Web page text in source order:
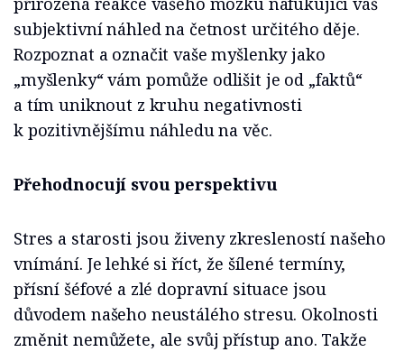
subjektivní náhled na četnost určitého děje.
Rozpoznat a označit vaše myšlenky jako
„myšlenky“ vám pomůže odlišit je od „faktů“
a tím uniknout z kruhu negativnosti
k pozitivnějšímu náhledu na věc.
Přehodnocují svou perspektivu
Stres a starosti jsou živeny zkresleností našeho
vnímání. Je lehké si říct, že šílené termíny,
přísní šéfové a zlé dopravní situace jsou
důvodem našeho neustálého stresu. Okolnosti
změnit nemůžete, ale svůj přístup ano. Takže